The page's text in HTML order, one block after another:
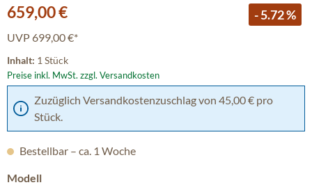
Verkaufspreis:
659,00 € - 5.72 %
UVP 699,00 €*
Inhalt: 1 Stück
Preise inkl. MwSt. zzgl. Versandkosten
Zuzüglich Versandkostenzuschlag von 45,00 € pro
Stück.
Bestellbar – ca. 1 Woche
Modellauswählen